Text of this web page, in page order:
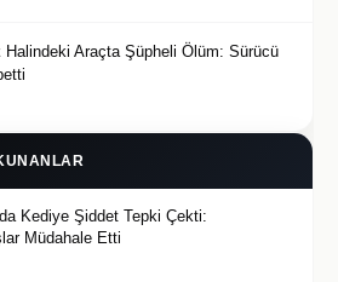
Halindeki Araçta Şüpheli Ölüm: Sürücü
Kediye Şiddet Tepki Çekti:
Müdahale Etti